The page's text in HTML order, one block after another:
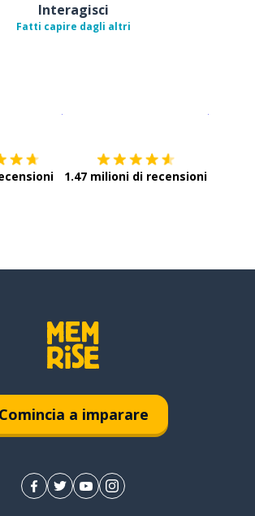
Interagisci
Fatti capire dagli altri
1.47 milioni di recensioni
Comincia a imparare